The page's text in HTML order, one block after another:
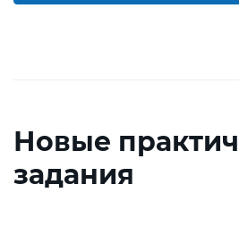
Новые
задания